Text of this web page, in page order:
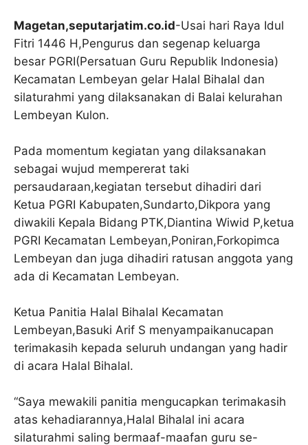
Magetan,seputarjatim.co.id-Usai hari Raya Idul
Fitri 1446 H,Pengurus dan segenap keluarga
besar PGRI(Persatuan Guru Republik Indonesia)
Kecamatan Lembeyan gelar Halal Bihalal dan
silaturahmi yang dilaksanakan di Balai kelurahan
Lembeyan Kulon.
Pada momentum kegiatan yang dilaksanakan
sebagai wujud mempererat taki
persaudaraan,kegiatan tersebut dihadiri dari
Ketua PGRI Kabupaten,Sundarto,Dikpora yang
diwakili Kepala Bidang PTK,Diantina Wiwid P,ketua
PGRI Kecamatan Lembeyan,Poniran,Forkopimca
Lembeyan dan juga dihadiri ratusan anggota yang
ada di Kecamatan Lembeyan.
Ketua Panitia Halal Bihalal Kecamatan
Lembeyan,Basuki Arif S menyampaikanucapan
terimakasih kepada seluruh undangan yang hadir
di acara Halal Bihalal.
“Saya mewakili panitia mengucapkan terimakasih
atas kehadiarannya,Halal Bihalal ini acara
silaturahmi saling bermaaf-maafan guru se-